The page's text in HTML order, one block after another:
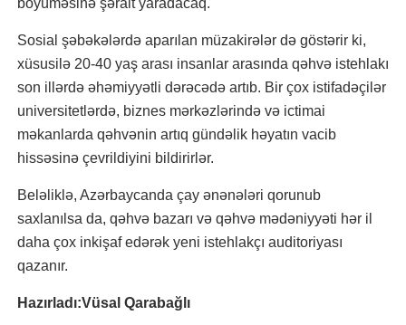
böyüməsinə şərait yaradacaq.
Sosial şəbəkələrdə aparılan müzakirələr də göstərir ki,
xüsusilə 20-40 yaş arası insanlar arasında qəhvə istehlakı
son illərdə əhəmiyyətli dərəcədə artıb. Bir çox istifadəçilər
universitetlərdə, biznes mərkəzlərində və ictimai
məkanlarda qəhvənin artıq gündəlik həyatın vacib
hissəsinə çevrildiyini bildirirlər.
Beləliklə, Azərbaycanda çay ənənələri qorunub
saxlanılsa da, qəhvə bazarı və qəhvə mədəniyyəti hər il
daha çox inkişaf edərək yeni istehlakçı auditoriyası
qazanır.
Hazırladı:Vüsal Qarabağlı